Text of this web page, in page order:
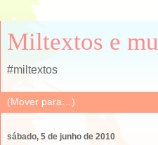
Miltextos e
#miltextos
sábado, 5 de junho de 2010